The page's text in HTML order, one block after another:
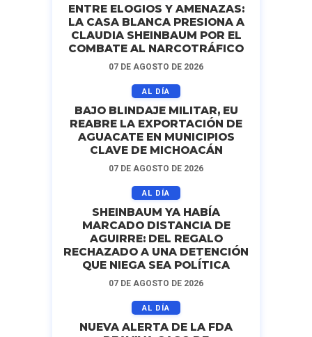
ENTRE ELOGIOS Y AMENAZAS:
LA CASA BLANCA PRESIONA A
CLAUDIA SHEINBAUM POR EL
COMBATE AL NARCOTRÁFICO
07 DE AGOSTO DE 2026
AL DÍA
BAJO BLINDAJE MILITAR, EU
REABRE LA EXPORTACIÓN DE
AGUACATE EN MUNICIPIOS
CLAVE DE MICHOACÁN
07 DE AGOSTO DE 2026
AL DÍA
SHEINBAUM YA HABÍA
MARCADO DISTANCIA DE
AGUIRRE: DEL REGALO
RECHAZADO A UNA DETENCIÓN
QUE NIEGA SEA POLÍTICA
07 DE AGOSTO DE 2026
AL DÍA
NUEVA ALERTA DE LA FDA